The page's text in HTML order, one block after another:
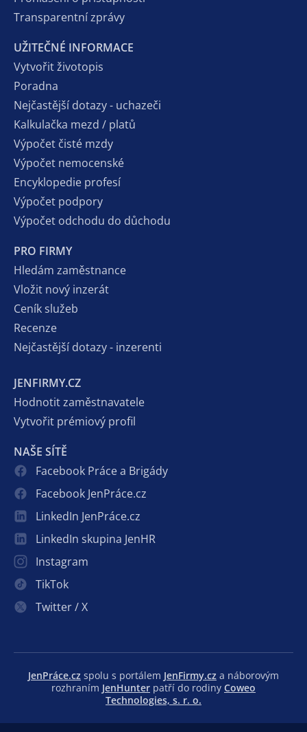
Transparentní zprávy
UŽITEČNÉ INFORMACE
Vytvořit životopis
Poradna
Nejčastější dotazy - uchazeči
Kalkulačka mezd / platů
Výpočet čisté mzdy
Výpočet nemocenské
Encyklopedie profesí
Výpočet podpory
Výpočet odchodu do důchodu
PRO FIRMY
Hledám zaměstnance
Vložit nový inzerát
Ceník služeb
Recenze
Nejčastější dotazy - inzerenti
JENFIRMY.CZ
Hodnotit zaměstnavatele
Vytvořit prémiový profil
NAŠE SÍTĚ
Facebook Práce a Brigády
Facebook JenPráce.cz
LinkedIn JenPráce.cz
LinkedIn skupina JenHR
Instagram
TikTok
Twitter / X
JenPráce.cz spolu s portálem JenFirmy.cz a náborovým
rozhraním JenHunter patří do rodiny Coweo
Technologies, s. r. o.